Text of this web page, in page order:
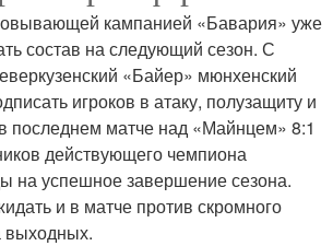
кампанией «Бавария» уже
состав на следующий сезон. С
«Байер» мюнхенский
игроков в атаку, полузащиту и
последнем матче над «Майнцем» 8:1
действующего чемпиона
на успешное завершение сезона.
и в матче против скромного
выходных.